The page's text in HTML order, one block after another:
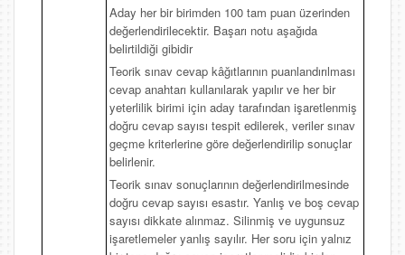
Aday her bir birimden 100 tam puan üzerinden
değerlendirilecektir. Başarı notu aşağıda
belirtildiği gibidir
Teorik sınav cevap kâğıtlarının puanlandırılması
cevap anahtarı kullanılarak yapılır ve her bir
yeterlilik birimi için aday tarafından işaretlenmiş
doğru cevap sayısı tespit edilerek, veriler sınav
geçme kriterlerine göre değerlendirilip sonuçlar
belirlenir.
Teorik sınav sonuçlarının değerlendirilmesinde
doğru cevap sayısı esastır. Yanlış ve boş cevap
sayısı dikkate alınmaz. Silinmiş ve uygunsuz
işaretlemeler yanlış sayılır. Her soru için yalnız